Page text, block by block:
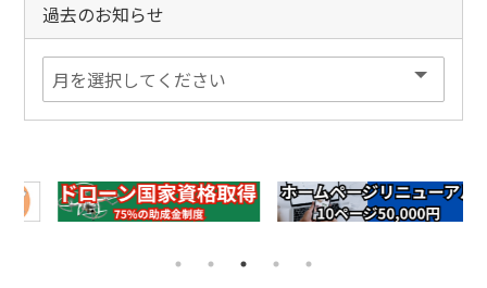
過去のお知らせ